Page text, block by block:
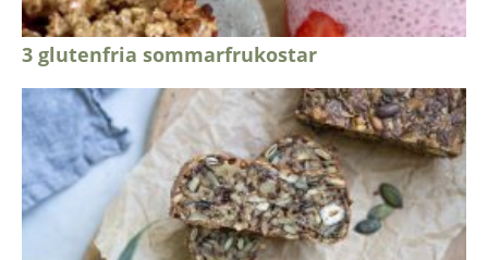
3 glutenfria sommarfrukostar